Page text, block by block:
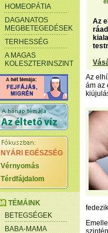
HOMEOPÁTIA
DAGANATOS
MEGBETEGEDÉSEK
TERHESSÉG
A MAGAS
KOLESZTERINSZINT
NYÁRI EGÉSZSÉG
Vérnyomás
Térdfájdalom
TÉMÁINK
BETEGSÉGEK
BABA-MAMA
Az
Az
ám az